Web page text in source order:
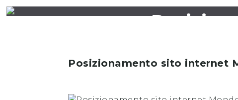
Posizionamento sito internet